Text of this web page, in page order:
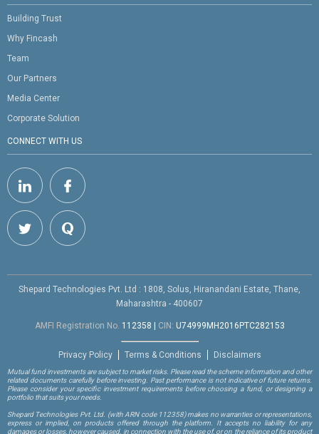
Building Trust
Why Fincash
Team
Our Partners
Media Center
Corporate Solution
CONNECT WITH US
Shepard Technologies Pvt. Ltd : 1808, Solus, Hiranandani Estate, Thane,
Maharashtra - 400607
AMFI Registration No. 112358 | CIN: U74999MH2016PTC282153
Privacy Policy Terms & Conditions Disclaimers
Mutual fund investments are subject to market risks. Please read the scheme information and other
related documents carefully before investing. Past performance is not indicative of future returns.
Please consider your specific investment requirements before choosing a fund, or designing a
portfolio that suits your needs.
Shepard Technologies Pvt. Ltd. (with ARN code 112358)makes no warranties or representations,
express or implied, on products offered through the platform. It accepts no liability for any
damages or losses, however caused, in connection with the use of, or on the reliance of its product